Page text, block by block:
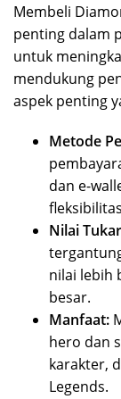
Membeli
penting dalam
untuk
mendukung
aspek penting
Metode
dan e-
Nilai
nilai lebih
besar.
Manfaat:
hero dan
karakter,
Legends.